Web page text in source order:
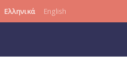
Ελληνικά English